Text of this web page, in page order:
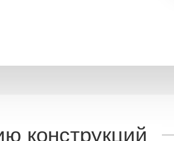
конструкций